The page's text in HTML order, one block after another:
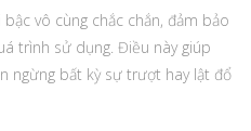
vô cùng chắc chắn, đảm bảo
trình sử dụng. Điều này giúp
ngừng bất kỳ sự trượt hay lật đổ